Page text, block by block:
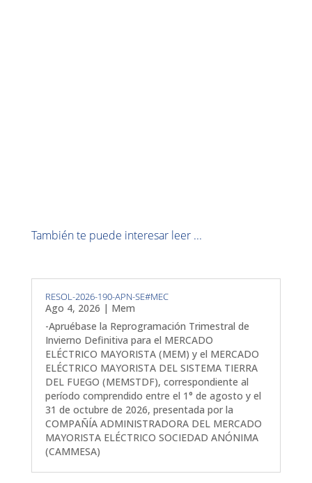
También te puede interesar leer ...
RESOL-2026-190-APN-SE#MEC
Ago 4, 2026 | Mem
-Apruébase la Reprogramación Trimestral de
Invierno Definitiva para el MERCADO
ELÉCTRICO MAYORISTA (MEM) y el MERCADO
ELÉCTRICO MAYORISTA DEL SISTEMA TIERRA
DEL FUEGO (MEMSTDF), correspondiente al
período comprendido entre el 1° de agosto y el
31 de octubre de 2026, presentada por la
COMPAÑÍA ADMINISTRADORA DEL MERCADO
MAYORISTA ELÉCTRICO SOCIEDAD ANÓNIMA
(CAMMESA)